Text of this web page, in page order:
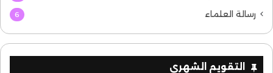
رسالة العلماء 6
التقويم الشهري